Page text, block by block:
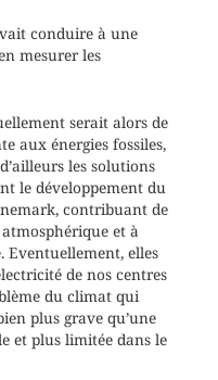
conduire à une
mesurer les
serait alors de
aux énergies fossiles,
les solutions
le développement du
contribuant de
et à
Eventuellement, elles
de nos centres
du climat qui
plus grave qu’une
et plus limitée dans le